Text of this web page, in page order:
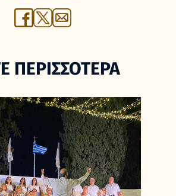
ΠΕΡΙΣΣΟΤΕΡΑ